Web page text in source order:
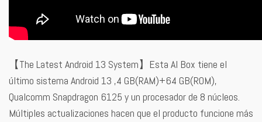
【The Latest Android 13 System】Esta AI Box tiene el
último sistema Android 13 ,4 GB(RAM)+64 GB(ROM),
Qualcomm Snapdragon 6125 y un procesador de 8 núcleos.
Múltiples actualizaciones hacen que el producto funcione más